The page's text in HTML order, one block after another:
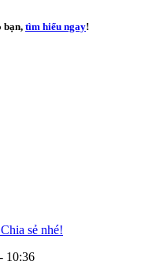
bạn,tìm hiểu ngay!
sẻ nhé!
10:36